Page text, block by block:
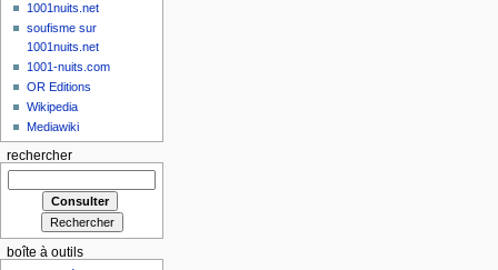
1001nuits.net
soufisme sur
1001nuits.net
1001-nuits.com
OR Editions
Wikipedia
Mediawiki
rechercher
boîte à outils